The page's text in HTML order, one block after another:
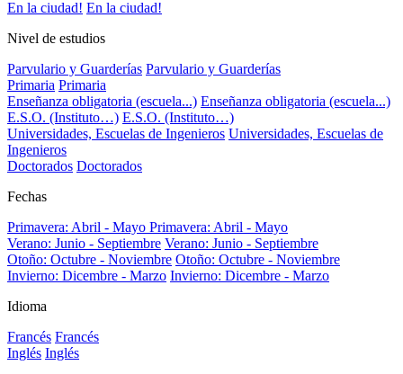
En la ciudad! En la ciudad!
Nivel de estudios
Parvulario y Guarderías Parvulario y Guarderías
Primaria Primaria
Enseñanza obligatoria (escuela...) Enseñanza obligatoria (escuela...)
E.S.O. (Instituto…) E.S.O. (Instituto…)
Universidades, Escuelas de Ingenieros Universidades, Escuelas de
Ingenieros
Doctorados Doctorados
Fechas
Primavera: Abril - Mayo Primavera: Abril - Mayo
Verano: Junio - Septiembre Verano: Junio - Septiembre
Otoño: Octubre - Noviembre Otoño: Octubre - Noviembre
Invierno: Dicembre - Marzo Invierno: Dicembre - Marzo
Idioma
Francés Francés
Inglés Inglés